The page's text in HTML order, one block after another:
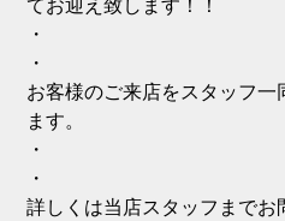
・
・
お客様のご来店をスタッフ一
ます。
・
・
詳しくは当店スタッフまでお